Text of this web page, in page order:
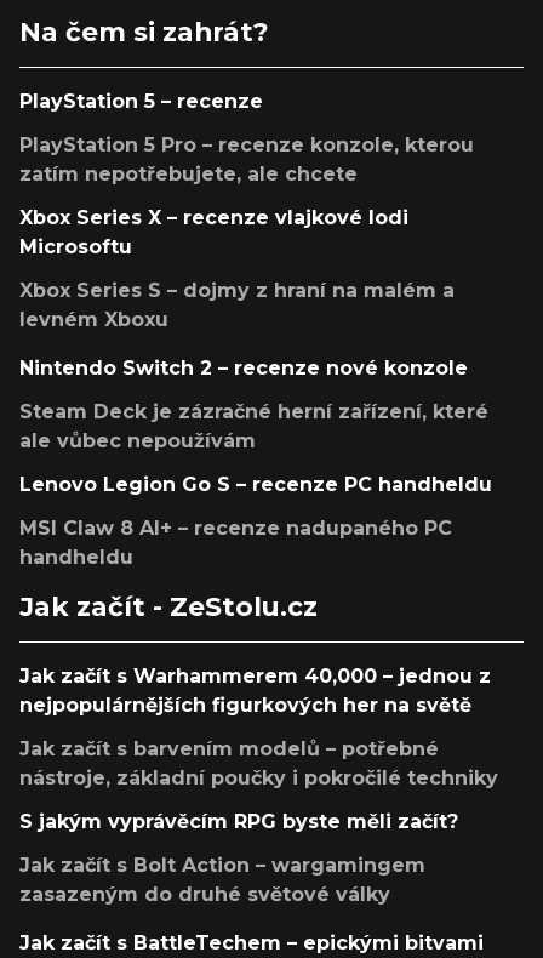
Na čem si zahrát?
PlayStation 5 – recenze
PlayStation 5 Pro – recenze konzole, kterou
zatím nepotřebujete, ale chcete
Xbox Series X – recenze vlajkové lodi
Microsoftu
Xbox Series S – dojmy z hraní na malém a
levném Xboxu
Nintendo Switch 2 – recenze nové konzole
Steam Deck je zázračné herní zařízení, které
ale vůbec nepoužívám
Lenovo Legion Go S – recenze PC handheldu
MSI Claw 8 AI+ – recenze nadupaného PC
handheldu
Jak začít - ZeStolu.cz
Jak začít s Warhammerem 40,000 – jednou z
nejpopulárnějších figurkových her na světě
Jak začít s barvením modelů – potřebné
nástroje, základní poučky i pokročilé techniky
S jakým vyprávěcím RPG byste měli začít?
Jak začít s Bolt Action – wargamingem
zasazeným do druhé světové války
Jak začít s BattleTechem – epickými bitvami